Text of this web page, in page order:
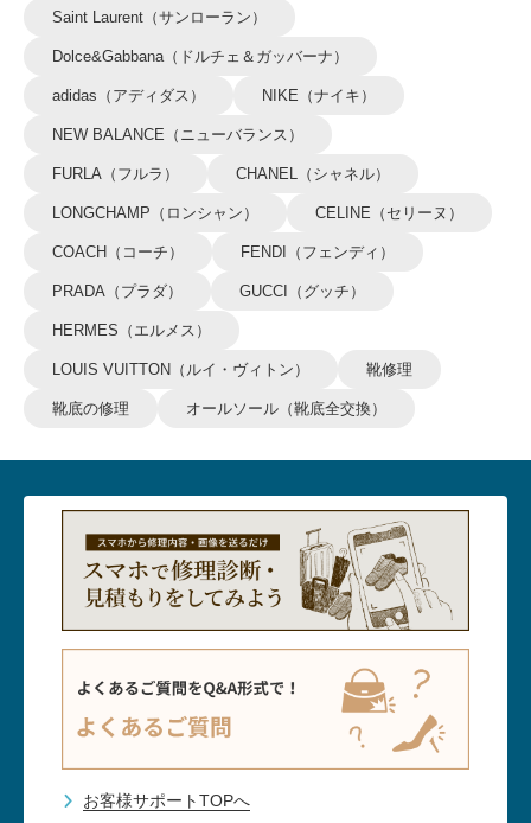
Saint Laurent（サンローラン）
Dolce&Gabbana（ドルチェ＆ガッバーナ）
adidas（アディダス） NIKE（ナイキ）
NEW BALANCE（ニューバランス）
FURLA（フルラ） CHANEL（シャネル）
LONGCHAMP（ロンシャン） CELINE（セリーヌ）
COACH（コーチ） FENDI（フェンディ）
PRADA（プラダ） GUCCI（グッチ）
HERMES（エルメス）
LOUIS VUITTON（ルイ・ヴィトン） 靴修理
靴底の修理 オールソール（靴底全交換）
お客様サポートTOPへ